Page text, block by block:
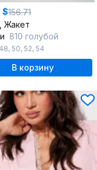
$156.71
Жакет
810 голубой
48, 50, 52, 54
В корзину